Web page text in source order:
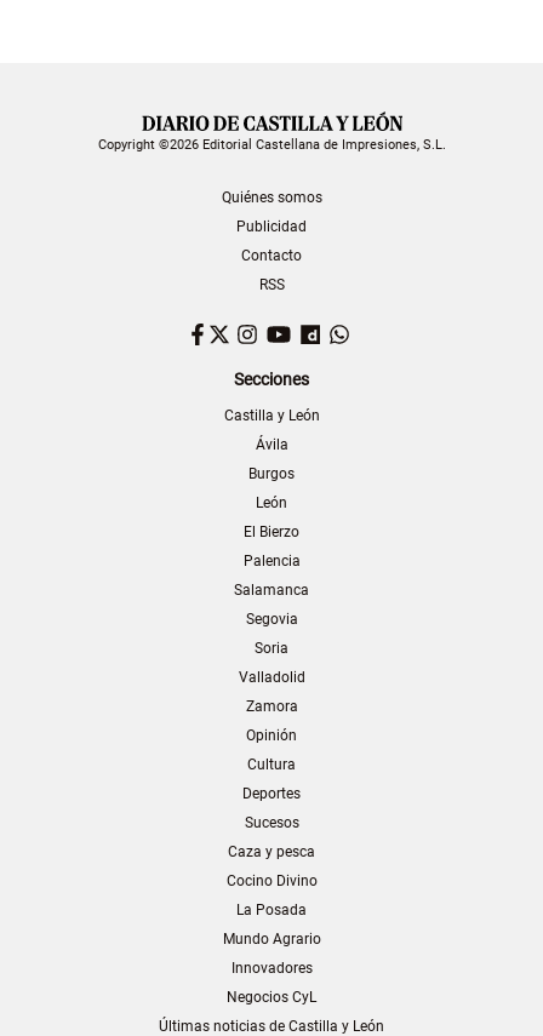
Copyright ©2026 Editorial Castellana de Impresiones, S.L.
Quiénes somos
Publicidad
Contacto
RSS
Facebook
TwitterInstagram
YouTubeDailymotion
Secciones
Castilla y León
Ávila
Burgos
León
El Bierzo
Palencia
Salamanca
Segovia
Soria
Valladolid
Zamora
Opinión
Cultura
Deportes
Sucesos
Caza y pesca
Cocino Divino
La Posada
Mundo Agrario
Innovadores
Negocios CyL
Últimas noticias de Castilla y León